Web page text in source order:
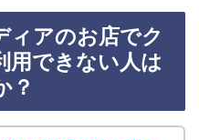
ィアのお店でク
用できない人は
？